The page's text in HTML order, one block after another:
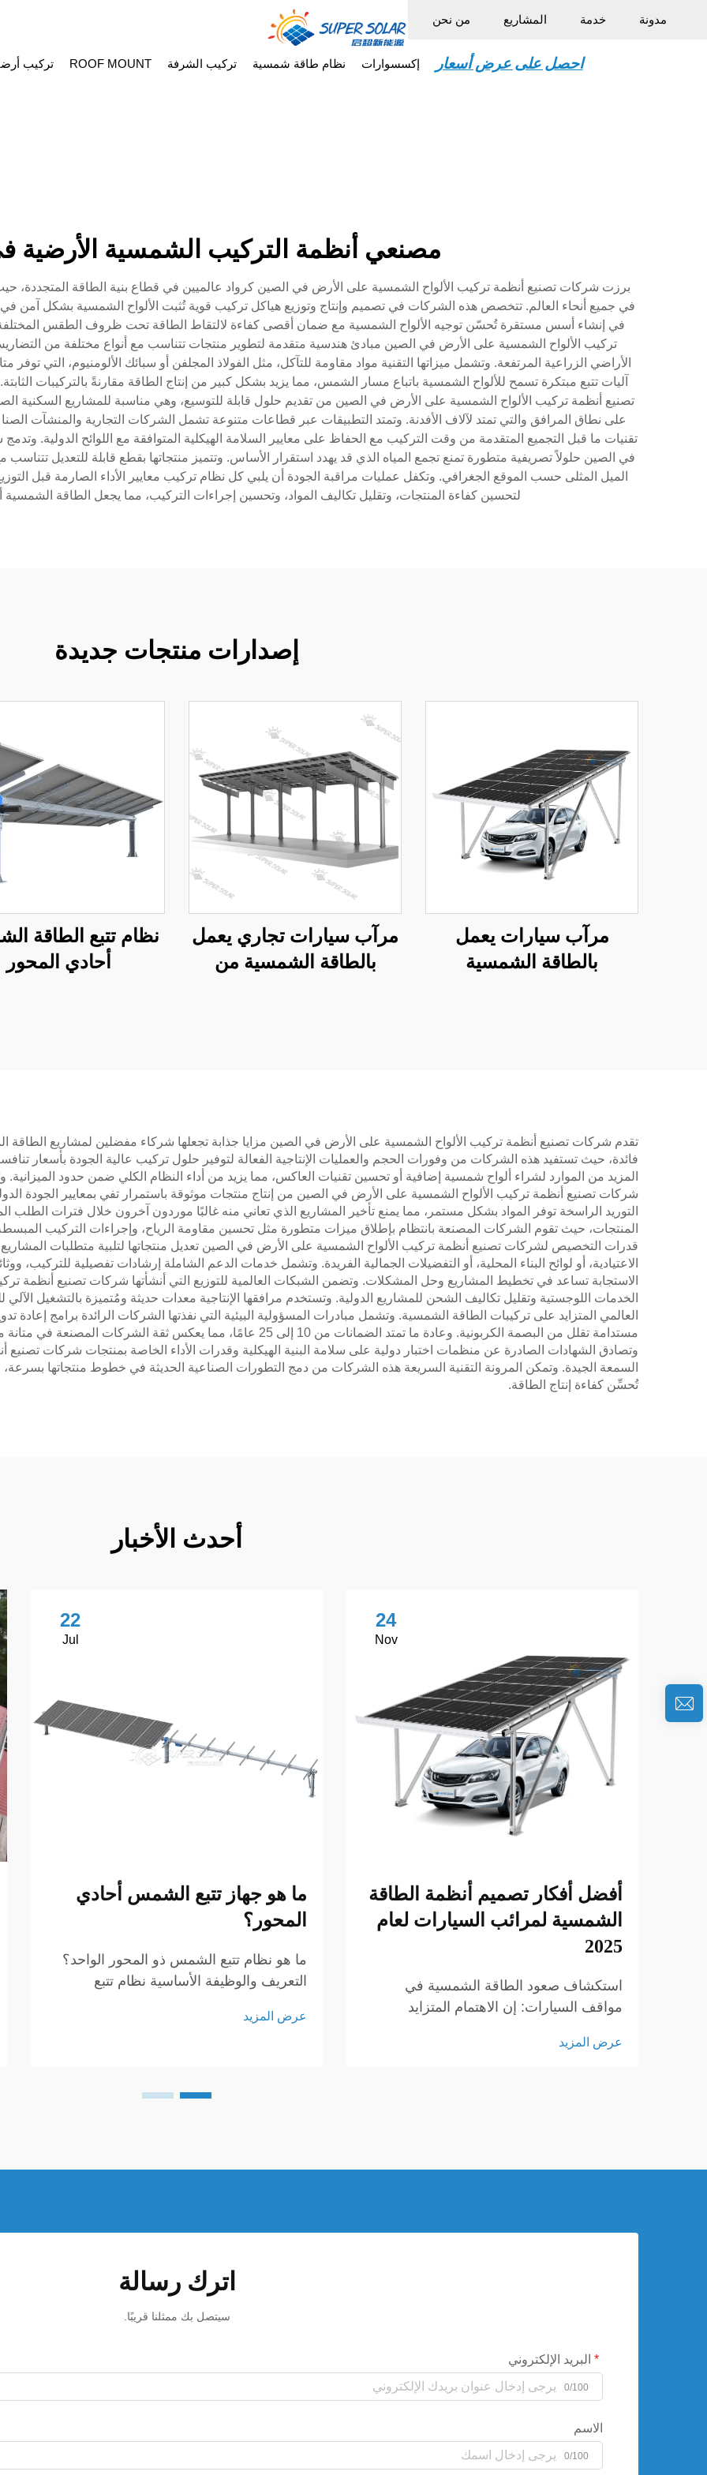
من نحن المشاريع خدمة مدونة
تركيب ROOF MOUNT تركيب الشرفة نظام طاقة شمسية إكسسوارات احصل على عرض أسعار
مصنعي أنظمة التركيب الشمسية الأرضية
برزت شركات تصنيع أنظمة تركيب الألواح الشمسية على الأرض في الصين كرواد عالميين في قطاع بنية الطاقة المتجددة،
في جميع أنحاء العالم. تتخصص هذه الشركات في تصميم وإنتاج وتوزيع هياكل تركيب قوية تُثبت الألواح الشمسية بشكل آمن في
في إنشاء أسس مستقرة تُحسّن توجيه الألواح الشمسية مع ضمان أقصى كفاءة لالتقاط الطاقة تحت ظروف الطقس
تركيب الألواح الشمسية على الأرض في الصين مبادئ هندسية متقدمة لتطوير منتجات تتناسب مع أنواع مختلفة من
الأراضي الزراعية المرتفعة. وتشمل ميزاتها التقنية مواد مقاومة للتآكل، مثل الفولاذ المجلفن أو سبائك الألومنيوم، التي توفر
آليات تتبع مبتكرة تسمح للألواح الشمسية باتباع مسار الشمس، مما يزيد بشكل كبير من إنتاج الطاقة مقارنةً بالتركيبات
تصنيع أنظمة تركيب الألواح الشمسية على الأرض في الصين من تقديم حلول قابلة للتوسيع، وهي مناسبة للمشاريع السكنية
على نطاق المرافق والتي تمتد لآلاف الأفدنة. وتمتد التطبيقات عبر قطاعات متنوعة تشمل الشركات التجارية والمنشآت
تقنيات ما قبل التجميع المتقدمة من وقت التركيب مع الحفاظ على معايير السلامة الهيكلية المتوافقة مع اللوائح الدولية.
في الصين حلولاً تصريفية متطورة تمنع تجمع المياه الذي قد يهدد استقرار الأساس. وتتميز منتجاتها بقطع قابلة للتعديل
الميل المثلى حسب الموقع الجغرافي. وتكفل عمليات مراقبة الجودة أن يلبي كل نظام تركيب معايير الأداء الصارمة قبل
لتحسين كفاءة المنتجات، وتقليل تكاليف المواد، وتحسين إجراءات التركيب، مما يجعل الطاقة الشمسية
إصدارات منتجات جديدة
مرآب سيارات يعمل
بالطاقة الشمسية
مرآب سيارات تجاري يعمل
بالطاقة الشمسية من
نظام تتبع الطاقة
أحادي المحور
تقدم شركات تصنيع أنظمة تركيب الألواح الشمسية على الأرض في الصين مزايا جذابة تجعلها شركاء مفضلين لمشاريع الطاقة
فائدة، حيث تستفيد هذه الشركات من وفورات الحجم والعمليات الإنتاجية الفعالة لتوفير حلول تركيب عالية الجودة بأسعار
المزيد من الموارد لشراء ألواح شمسية إضافية أو تحسين تقنيات العاكس، مما يزيد من أداء النظام الكلي ضمن حدود
شركات تصنيع أنظمة تركيب الألواح الشمسية على الأرض في الصين من إنتاج منتجات موثوقة باستمرار تفي بمعايير الجودة
التوريد الراسخة توفر المواد بشكل مستمر، مما يمنع تأخير المشاريع الذي تعاني منه غالبًا موردون آخرون خلال فترات الطلب
المنتجات، حيث تقوم الشركات المصنعة بانتظام بإطلاق ميزات متطورة مثل تحسين مقاومة الرياح، وإجراءات التركيب
قدرات التخصيص لشركات تصنيع أنظمة تركيب الألواح الشمسية على الأرض في الصين تعديل منتجاتها لتلبية متطلبات
الاعتيادية، أو لوائح البناء المحلية، أو التفضيلات الجمالية الفريدة. وتشمل خدمات الدعم الشاملة إرشادات تفصيلية
الاستجابة تساعد في تخطيط المشاريع وحل المشكلات. وتضمن الشبكات العالمية للتوزيع التي أنشأتها شركات تصنيع أنظمة
الخدمات اللوجستية وتقليل تكاليف الشحن للمشاريع الدولية. وتستخدم مرافقها الإنتاجية معدات حديثة ومُتميزة بالتشغيل الآلي
العالمي المتزايد على تركيبات الطاقة الشمسية. وتشمل مبادرات المسؤولية البيئية التي نفذتها الشركات الرائدة برامج إعادة
مستدامة تقلل من البصمة الكربونية. وعادة ما تمتد الضمانات من 10 إلى 25 عامًا، مما
وتصادق الشهادات الصادرة عن منظمات اختبار دولية على سلامة البنية الهيكلية وقدرات الأداء الخاصة بمنتجات شركات
السمعة الجيدة. وتمكن المرونة التقنية السريعة هذه الشركات من دمج التطورات الصناعية الحديثة في خطوط منتجاتها
تُحسِّن كفاءة إنتاج الطاقة.
أحدث الأخبار
24
Nov
أفضل أفكار تصميم أنظمة الطاقة
الشمسية لمرائب السيارات لعام
2025
استكشاف صعود الطاقة الشمسية في
مواقف السيارات: إن الاهتمام المتزايد
ينظر بها الناس إلى المساحات اليومية، وأحد
عرض المزيد
22
Jul
ما هو جهاز تتبع الشمس أحادي
المحور؟
ما هو نظام تتبع الشمس ذو المحور الواحد؟
التعريف والوظيفة الأساسية نظام تتبع
يُصمم لتعزيز كفاءة أنظمة الطاقة الشمسية
عرض المزيد
اترك رسالة
سيتصل بك ممثلنا قريبًا.
البريد الإلكتروني
0/100
الاسم
0/100